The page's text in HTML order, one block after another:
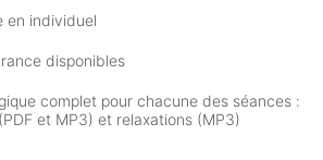
en individuel
disponibles
complet pour chacune des séances :
et MP3) et relaxations (MP3)